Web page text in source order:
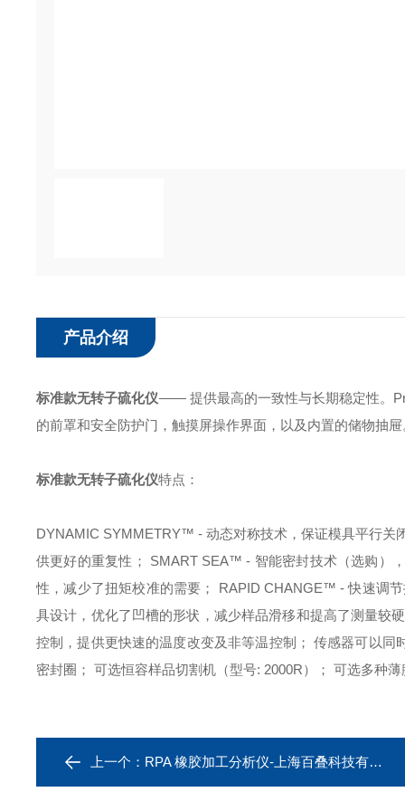
产品介绍
标准款无转子硫化仪—— 提供最高的一致性与长期稳定性。
的前罩和安全防护门，触摸屏操作界面，以及内置的储物抽屉
标准款无转子硫化仪特点：
DYNAMIC SYMMETRY™ - 动态对称技术，保证模具平行关
供更好的重复性；
SMART SEA™ - 智能密封技术（选购）
性，减少了扭矩校准的需要；
RAPID CHANGE™ - 快速调
具设计，优化了凹槽的形状，减少样品滑移和提高了测量较
控制，提供更快速的温度改变及非等温控制； 传感器可以同
密封圈； 可选恒容样品切割机（型号: 2000R）； 可选多种薄
上一个： RPA 橡胶加工分析仪-上海百叠科技有限公司